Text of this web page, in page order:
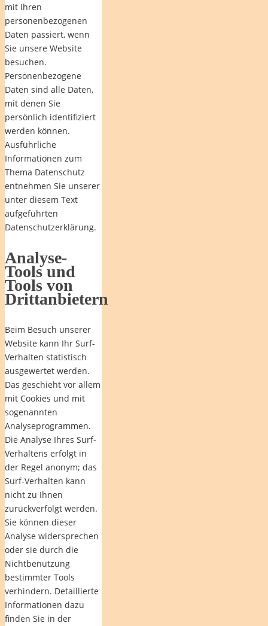
mit Ihren
personenbezogenen
Daten passiert, wenn
Sie unsere Website
besuchen.
Personenbezogene
Daten sind alle Daten,
mit denen Sie
persönlich identifiziert
werden können.
Ausführliche
Informationen zum
Thema Datenschutz
entnehmen Sie unserer
unter diesem Text
aufgeführten
Datenschutzerklärung.
Analyse-
Tools und
Tools von
Drittanbietern
Beim Besuch unserer
Website kann Ihr Surf-
Verhalten statistisch
ausgewertet werden.
Das geschieht vor allem
mit Cookies und mit
sogenannten
Analyseprogrammen.
Die Analyse Ihres Surf-
Verhaltens erfolgt in
der Regel anonym; das
Surf-Verhalten kann
nicht zu Ihnen
zurückverfolgt werden.
Sie können dieser
Analyse widersprechen
oder sie durch die
Nichtbenutzung
bestimmter Tools
verhindern. Detaillierte
Informationen dazu
finden Sie in der